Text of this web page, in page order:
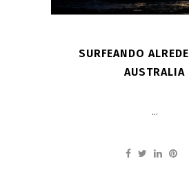
SURFEANDO
AUSTRALIA
...